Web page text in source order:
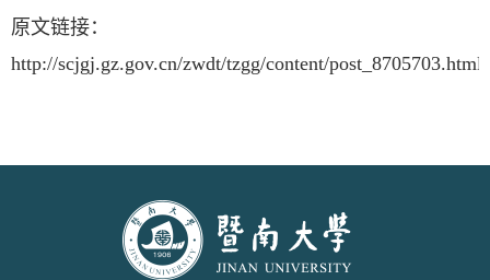
原文链接：
http://scjgj.gz.gov.cn/zwdt/tzgg/content/post_8705703.html